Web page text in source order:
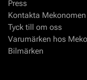
Press
Kontakta Mekonomen
Tyck till om oss
Varumärken hos
Bilmärken